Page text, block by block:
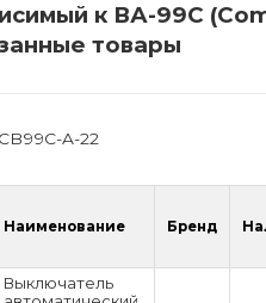
к ВА-99С
товары
A-22
Наименование Бренд
Выключатель